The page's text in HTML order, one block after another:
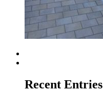
Recent Entries